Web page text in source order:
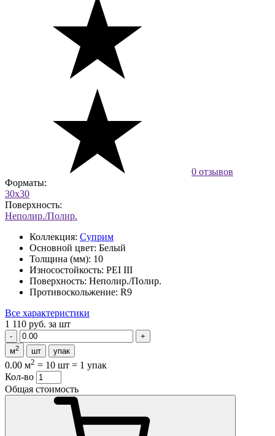
0 отзывов
Форматы:
30x30
Поверхность:
Неполир./Полир.
Коллекция: Суприм
Основной цвет: Белый
Толщина (мм): 10
Износостойкость: PEI III
Поверхность: Неполир./Полир.
Противоскольжение: R9
Все характеристики
1 110 руб. за шт
м2 шт упак
0.00 м2 = 10 шт = 1 упак
Кол-во
Общая стоимость